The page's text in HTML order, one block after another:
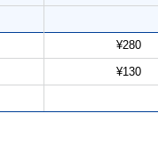
¥280
¥130